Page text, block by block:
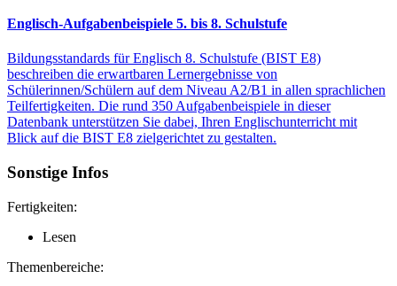
Englisch-Aufgabenbeispiele 5. bis 8. Schulstufe
Bildungsstandards für Englisch 8. Schulstufe (BIST E8)
beschreiben die erwartbaren Lernergebnisse von
Schülerinnen/Schülern auf dem Niveau A2/B1 in allen sprachlichen
Teilfertigkeiten. Die rund 350 Aufgabenbeispiele in dieser
Datenbank unterstützen Sie dabei, Ihren Englischunterricht mit
Blick auf die BIST E8 zielgerichtet zu gestalten.
Sonstige Infos
Fertigkeiten:
Lesen
Themenbereiche: